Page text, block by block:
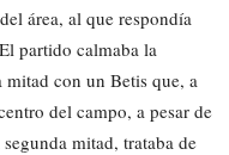
área, al que respondía
partido calmaba la
mitad con un Betis que, a
del campo, a pesar de
mitad, trataba de